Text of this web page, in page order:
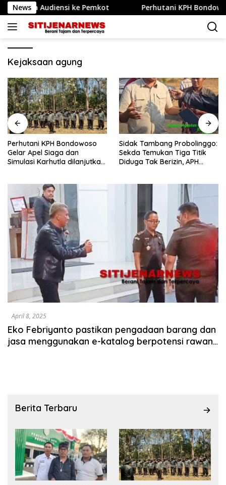
Langsung
ke
konten
News
Audiensi ke Pemkot Perhutani KPH Bondowoso
Kejaksaan agung
Perhutani KPH Bondowoso
Gelar Apel Siaga dan
Simulasi Karhutla dilanjutkan
Sidak Tambang Probolinggo:
Sekda Temukan Tiga Titik
Diduga Tak Berizin, APH
April 8, 2025
Eko Febriyanto pastikan pengadaan barang dan
jasa menggunakan e-katalog berpotensi rawan
Berita Terbaru